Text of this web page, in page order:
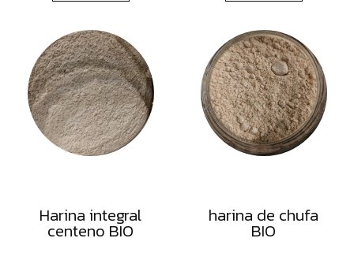
DESHIDRATADOS
Harina integral
centeno BIO
harina de chufa
BIO